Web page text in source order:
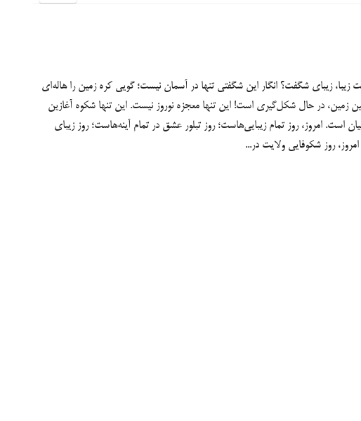
زیبای شگفت؟ انگار این شگفتی تنها در آسمان نیست؛ گویی کره زمین را هاله‌ای
زمین، در حال شکل‌‏گیری است! این تنها معجزه نوروز نیست. این تنها شکوه آغازین
است. امروز، روز تمام زیبایی‌‏هاست؛ روز تبلور عشق در تمام آینه‌‏هاست؛ روز زیبای
روز شکوفایی ولایت در...